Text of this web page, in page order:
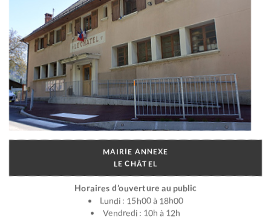
MAIRIE ANNEXE
LE CHÂTEL
Horaires d’ouverture au public
Lundi : 15h00 à 18h00
Vendredi : 10h à 12h